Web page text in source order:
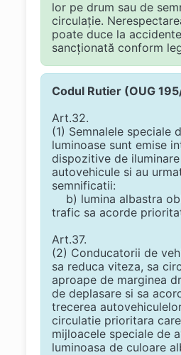
lor pe drum sau de
circulaţie.
poate duce la
sancţionată conform
Codul Rutier (OUG
Art.32.
(1) Semnalele speciale
luminoase sunt emise
dispozitive de
autovehicule si au
semnificatii:
b) lumina albastra
trafic sa acorde
Art.37.
(2) Conducatorii de
sa reduca viteza, sa
aproape de marginea
de deplasare si sa
trecerea
circulatie prioritara
mijloacele speciale de
luminoasa de culoare